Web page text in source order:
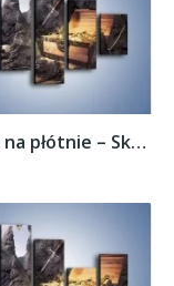
Obraz na płótnie – Skarby świeżo wydobyte...